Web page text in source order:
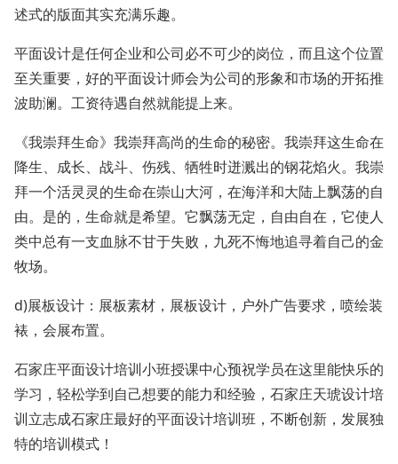
述式的版面其实充满乐趣。
平面设计是任何企业和公司必不可少的岗位，而且这个位置
至关重要，好的平面设计师会为公司的形象和市场的开拓推
波助澜。工资待遇自然就能提上来。
《我崇拜生命》我崇拜高尚的生命的秘密。我崇拜这生命在
降生、成长、战斗、伤残、牺牲时迸溅出的钢花焰火。我崇
拜一个活灵灵的生命在崇山大河，在海洋和大陆上飘荡的自
由。是的，生命就是希望。它飘荡无定，自由自在，它使人
类中总有一支血脉不甘于失败，九死不悔地追寻着自己的金
牧场。
d)展板设计：展板素材，展板设计，户外广告要求，喷绘装
裱，会展布置。
石家庄平面设计培训小班授课中心预祝学员在这里能快乐的
学习，轻松学到自己想要的能力和经验，石家庄天琥设计培
训立志成石家庄最好的平面设计培训班，不断创新，发展独
特的培训模式！